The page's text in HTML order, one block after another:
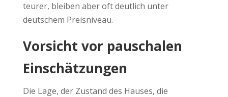
teurer, bleiben aber oft deutlich unter
deutschem Preisniveau.
Vorsicht vor pauschalen
Einschätzungen
Die Lage, der Zustand des Hauses, die